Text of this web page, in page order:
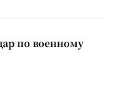
по военному